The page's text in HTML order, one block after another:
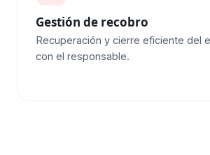
Gestión de recobro
Recuperación y cierre eficiente del
con el responsable.